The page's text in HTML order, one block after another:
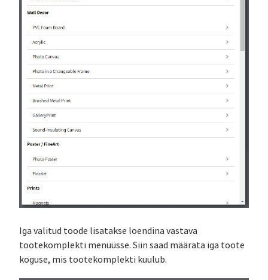
Iga valitud toode lisatakse loendina vastava
tootekomplekti menüüsse. Siin saad määrata iga toote
koguse, mis tootekomplekti kuulub.